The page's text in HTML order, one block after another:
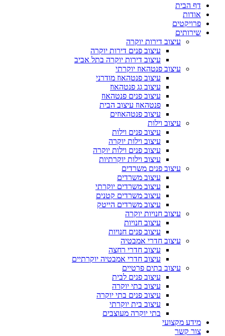
דף הבית
אודות
פרויקטים
שירותים
עיצוב דירות יוקרה
עיצוב פנים דירות יוקרה
עיצוב דירות יוקרה בתל אביב
עיצוב פנטהאוז יוקרתי
עיצוב פנטהאוז מודרני
עיצוב גג פנטהאוז
עיצוב פנים פנטהאוז
פנטהאוז עיצוב הבית
עיצוב פנטהאוזים
עיצוב וילות
עיצוב פנים וילות
עיצוב וילות יוקרה
עיצוב פנים וילות יוקרה
עיצוב וילות יוקרתיות
עיצוב פנים משרדים
עיצוב משרדים
עיצוב משרדים יוקרתי
עיצוב משרדים קטנים
עיצוב משרדים הייטק
עיצוב חנויות יוקרה
עיצוב חנויות
עיצוב פנים חנויות
עיצוב חדרי אמבטיה
עיצוב חדרי רחצה
עיצוב חדרי אמבטיה יוקרתיים
עיצוב בתים פרטיים
עיצוב פנים לבית
עיצוב בתי יוקרה
עיצוב פנים בתי יוקרה
עיצוב בית יוקרתי
בתי יוקרה מעוצבים
מידע מקצועי
צור קשר